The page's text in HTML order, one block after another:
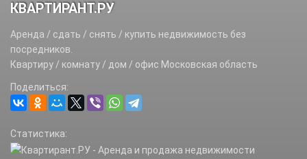
КВАРТИРАНТ.РУ
Аренда / сдать / снять / купить недвижимость без
посредников.
Квартиру / комнату / дом / офис Московская область
Поделиться:
Статистика: